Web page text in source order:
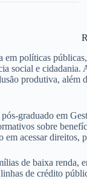
em políticas
social e
produtiva, além
graduado em
sobre
em acessar direitos,
de baixa renda,
de crédito